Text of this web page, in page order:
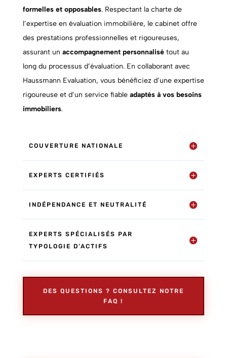
formelles et opposables. Respectant la charte de
l’expertise en évaluation immobilière, le cabinet offre
des prestations professionnelles et rigoureuses,
assurant un accompagnement personnalisétout au
long du processus d’évaluation. En collaborant avec
Haussmann Evaluation, vous bénéficiez d’une expertise
rigoureuse et d’un service fiable adaptés à vos besoins
immobiliers.
COUVERTURE NATIONALE
EXPERTS CERTIFIÉS
INDÉPENDANCE ET NEUTRALITÉ
EXPERTS SPÉCIALISÉS PAR
TYPOLOGIE D’ACTIFS
DES QUESTIONS ? CONSULTEZ NOTRE
FAQ !